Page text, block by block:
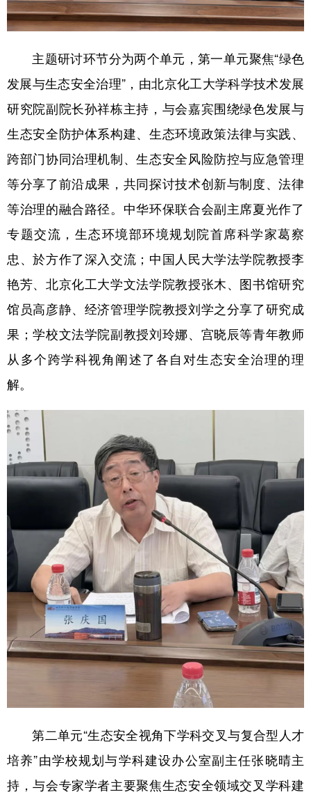
主题研讨环节分为两个单元，第一单元聚焦“绿色
发展与生态安全治理”，由北京化工大学科学技术发展
研究院副院长孙祥栋主持，与会嘉宾围绕绿色发展与
生态安全防护体系构建、生态环境政策法律与实践、
跨部门协同治理机制、生态安全风险防控与应急管理
等分享了前沿成果，共同探讨技术创新与制度、法律
等治理的融合路径。中华环保联合会副主席夏光作了
专题交流，生态环境部环境规划院首席科学家葛察
忠、於方作了深入交流；中国人民大学法学院教授李
艳芳、北京化工大学文法学院教授张木、图书馆研究
馆员高彦静、经济管理学院教授刘学之分享了研究成
果；学校文法学院副教授刘玲娜、宫晓辰等青年教师
从多个跨学科视角阐述了各自对生态安全治理的理
解。
第二单元“生态安全视角下学科交叉与复合型人才
培养”由学校规划与学科建设办公室副主任张晓晴主
持，与会专家学者主要聚焦生态安全领域交叉学科建